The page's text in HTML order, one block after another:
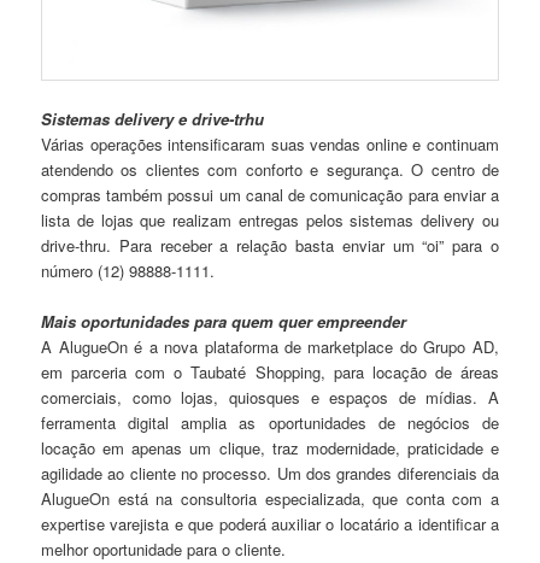
Sistemas delivery e drive-trhu
Várias operações intensificaram suas vendas online e continuam
atendendo os clientes com conforto e segurança. O centro de
compras também possui um canal de comunicação para enviar a
lista de lojas que realizam entregas pelos sistemas delivery ou
drive-thru. Para receber a relação basta enviar um “oi” para o
número (12) 98888-1111.
Mais oportunidades para quem quer empreender
A AlugueOn é a nova plataforma de marketplace do Grupo AD,
em parceria com o Taubaté Shopping, para locação de áreas
comerciais, como lojas, quiosques e espaços de mídias. A
ferramenta digital amplia as oportunidades de negócios de
locação em apenas um clique, traz modernidade, praticidade e
agilidade ao cliente no processo. Um dos grandes diferenciais da
AlugueOn está na consultoria especializada, que conta com a
expertise varejista e que poderá auxiliar o locatário a identificar a
melhor oportunidade para o cliente.